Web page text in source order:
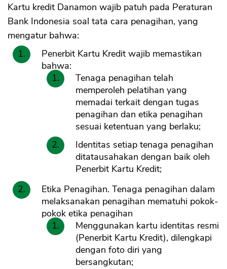
Kartu kredit Danamon wajib patuh pada Peraturan
Bank Indonesia soal tata cara penagihan, yang
mengatur bahwa:
Penerbit Kartu Kredit wajib memastikan
bahwa:
Tenaga penagihan telah
memperoleh pelatihan yang
memadai terkait dengan tugas
penagihan dan etika penagihan
sesuai ketentuan yang berlaku;
Identitas setiap tenaga penagihan
ditatausahakan dengan baik oleh
Penerbit Kartu Kredit;
Etika Penagihan. Tenaga penagihan dalam
melaksanakan penagihan mematuhi pokok-
pokok etika penagihan
Menggunakan kartu identitas resmi
(Penerbit Kartu Kredit), dilengkapi
dengan foto diri yang
bersangkutan;